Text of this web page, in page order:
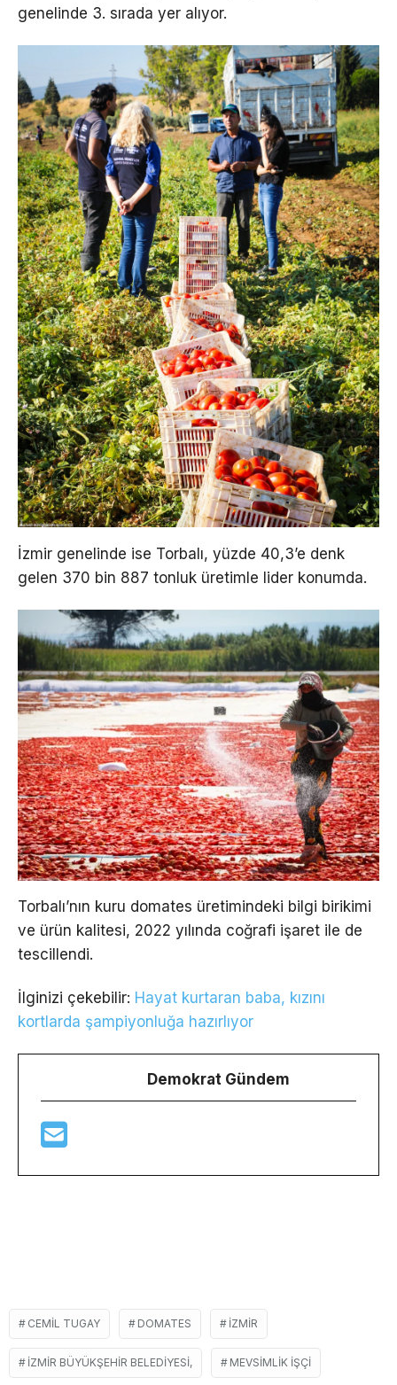
genelinde 3. sırada yer alıyor.
İzmir genelinde ise Torbalı, yüzde 40,3’e denk
gelen 370 bin 887 tonluk üretimle lider konumda.
Torbalı’nın kuru domates üretimindeki bilgi birikimi
ve ürün kalitesi, 2022 yılında coğrafi işaret ile de
tescillendi.
İlginizi çekebilir: Hayat kurtaran baba, kızını
kortlarda şampiyonluğa hazırlıyor
Demokrat Gündem
CEMIL TUGAY DOMATES İZMIR
İZMIR BÜYÜKŞEHIR BELEDIYESI, MEVSIMLIK IŞÇI